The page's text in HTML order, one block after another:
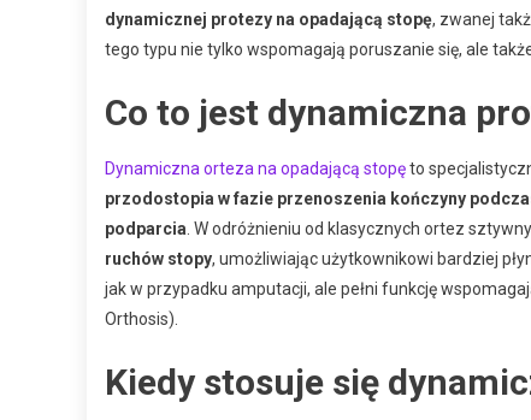
dynamicznej protezy na opadającą stopę, zwanej
tego typu nie tylko wspomagają poruszanie się, ale
Co to jest dynamiczna
Dynamiczna orteza na opadającą stopęto
przodostopia w fazie przenoszenia kończyny
podparcia . W odróżnieniu od klasycznych ortez
ruchów stopy, umożliwiając użytkownikowi bardziej
jak w przypadku amputacji, ale pełni funkcję
Orthosis).
Kiedy stosuje się